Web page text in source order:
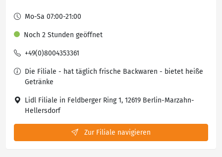
Mo-Sa 07:00-21:00
Noch 2 Stunden geöffnet
+49(0)8004353361
Die Filiale - hat täglich frische Backwaren - bietet heiße
Getränke
Lidl Filiale in Feldberger Ring 1, 12619 Berlin-Marzahn-
Hellersdorf
Zur Filiale navigieren